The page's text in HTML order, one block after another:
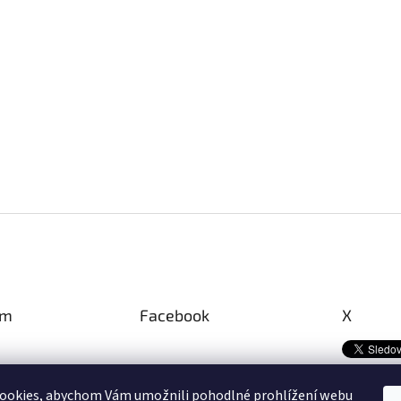
abychom Vám umožnili pohodlné prohlížení webu
Facebook X